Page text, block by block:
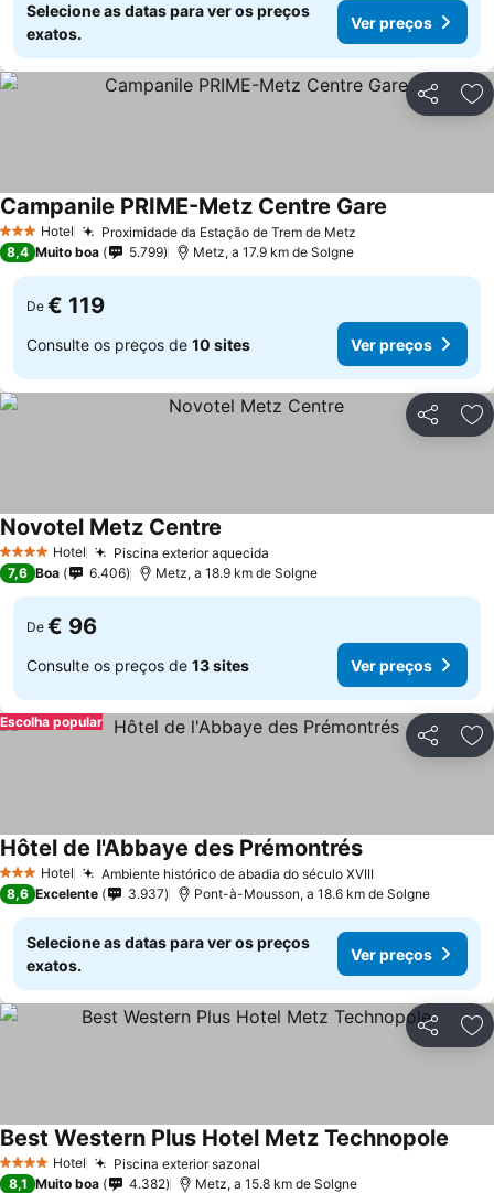
Selecione as datas para ver os preços
exatos.
Ver preços
Partilhar
3 EstrelasHotel Proximidade da Estação de Trem de Metz
Campanile PRIME-Metz Centre Gare
8,4 Muito boa 5.799 Metz, a 17.9 km de Solgne
De € 119
Consulte os preços de 10 sites Ver preços
Partilhar
4 EstrelasHotel Piscina exterior aquecida
Novotel Metz Centre
7,6 Boa 6.406 Metz, a 18.9 km de Solgne
De € 96
Consulte os preços de 13 sites Ver preços
Partilhar
Escolha popular
3 EstrelasHotel Ambiente histórico de abadia do século XVIIIVer preços
Hôtel de l'Abbaye des PrémontrésVer preços
8,6 Excelente 3.937 Pont-à-Mousson, a 18.6 km de Solgne
Selecione as datas para ver os preços
exatos.
Ver preços
Partilhar
4 EstrelasHotel Piscina exterior sazonal
Best Western Plus Hotel Metz Technopole
8,1 Muito boa 4.382 Metz, a 15.8 km de Solgne